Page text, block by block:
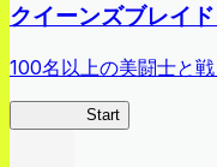
クイーンズブレイ
100名以上の美闘士と
Start